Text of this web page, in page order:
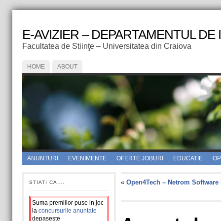
E-AVIZIER – DEPARTAMENTUL DE
Facultatea de Stiinţe – Universitatea din Craiova
HOME ABOUT
ANUNTURI EVENIMENTE OFERTE JOBURI EDUCATIE
STIATI CA….
Suma premiilor puse in joc
la concursurile anuntate
depaseste
« Open4Tech – Netrom Software